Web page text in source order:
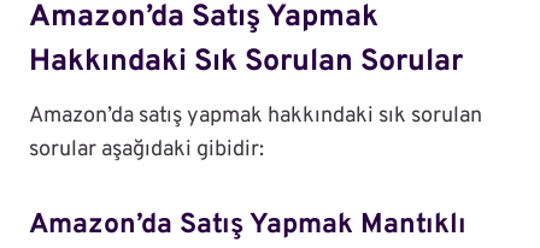
Amazon’da Satış Yapmak
Hakkındaki Sık Sorulan Sorular
Amazon’da satış yapmak hakkındaki sık sorulan
sorular aşağıdaki gibidir:
Amazon’da Satış Yapmak Mantıklı